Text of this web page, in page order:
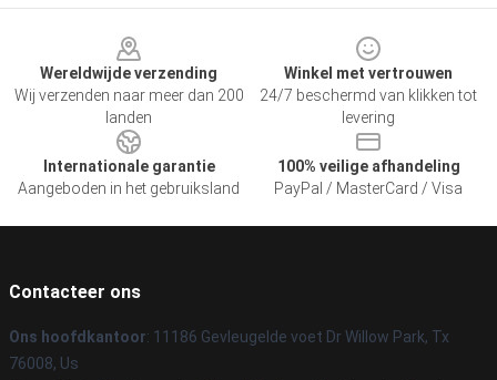
Wereldwijde verzending
Wij verzenden naar meer dan 200
landen
Winkel met vertrouwen
24/7 beschermd van klikken tot
levering
Internationale garantie
Aangeboden in het gebruiksland
100% veilige afhandeling
PayPal / MasterCard / Visa
Contacteer ons
Ons hoofdkantoor: 11186 Gevleugelde voet Dr Willow Park, Tx
76008, Us